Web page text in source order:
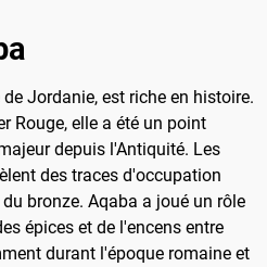
Jordanie, est riche en histoire.
Rouge, elle a été un point
depuis l'Antiquité. Les
des traces d'occupation
bronze. Aqaba a joué un rôle
épices et de l'encens entre
durant l'époque romaine et